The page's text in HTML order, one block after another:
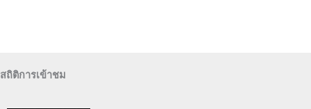
สถิติการเข้าชม